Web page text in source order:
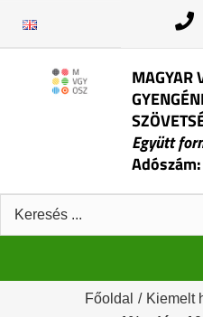
MAGYAR
Együtt
Keresés:
Főoldal / Kiemelt